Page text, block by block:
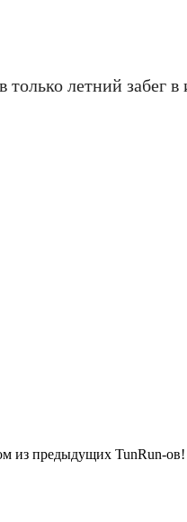
только летний забег
из предыдущих TunRun-ов!